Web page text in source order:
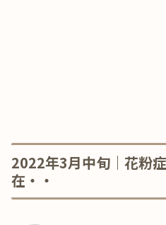
2022年3月中旬｜花粉
在・・